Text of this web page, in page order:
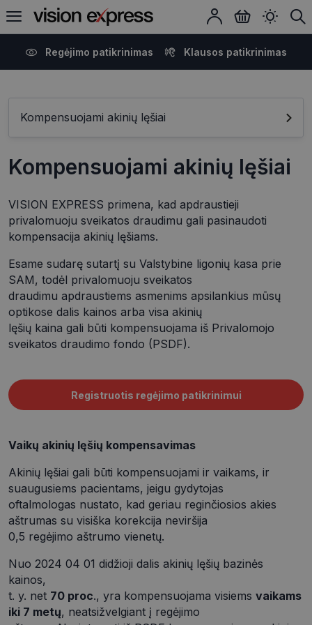
Regėjimo patikrinimas Klausos patikrinimas
Kompensuojami akinių lęšiai
Kompensuojami akinių lęšiai
VISION EXPRESS primena, kad apdraustieji
privalomuoju sveikatos draudimu gali pasinaudoti
kompensacija akinių lęšiams.
Esame sudarę sutartį su Valstybine ligonių kasa prie
SAM, todėl privalomuoju sveikatos
draudimu apdraustiems asmenims apsilankius mūsų
optikose dalis kainos arba visa akinių
lęšių kaina gali būti kompensuojama iš Privalomojo
sveikatos draudimo fondo (PSDF).
Registruotis regėjimo patikrinimui
Vaikų akinių lęšių kompensavimas
Akinių lęšiai gali būti kompensuojami ir vaikams, ir
suaugusiems pacientams, jeigu gydytojas
oftalmologas nustato, kad geriau reginčiosios akies
aštrumas su visiška korekcija neviršija
0,5 regėjimo aštrumo vienetų.
Nuo 2024 04 01 didžioji dalis akinių lęšių bazinės
kainos,
t. y. net 70 proc., yra kompensuojama visiems vaikams
iki 7 metų, neatsižvelgiant į regėjimo